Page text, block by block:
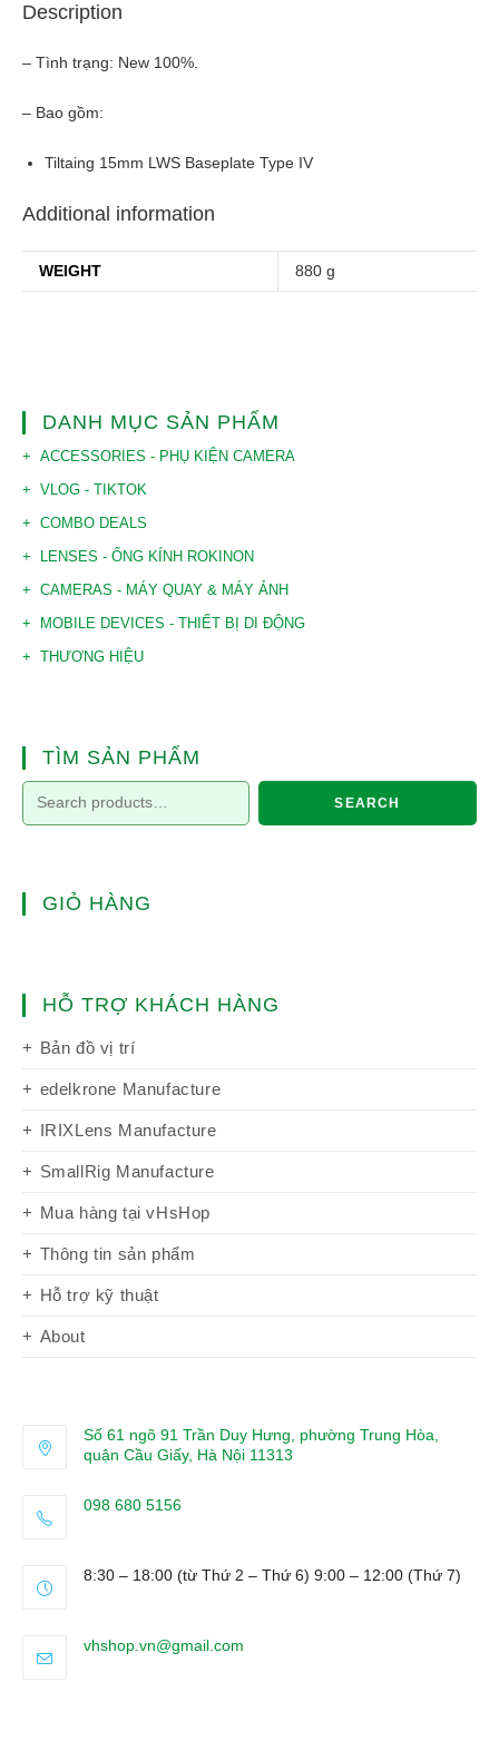
Description
– Tình trạng: New 100%.
– Bao gồm:
Tiltaing 15mm LWS Baseplate Type IV
Additional information
WEIGHT 880 g
DANH MỤC SẢN PHẨM
ACCESSORIES - PHỤ KIỆN CAMERA
VLOG - TIKTOK
COMBO DEALS
LENSES - ỐNG KÍNH ROKINON
CAMERAS - MÁY QUAY & MÁY ẢNH
MOBILE DEVICES - THIẾT BỊ DI ĐỘNG
THƯƠNG HIỆU
TÌM SẢN PHẨM
SEARCH
GIỎ HÀNG
HỖ TRỢ KHÁCH HÀNG
Bản đồ vị trí
edelkrone Manufacture
IRIXLens Manufacture
SmallRig Manufacture
Mua hàng tại vHsHop
Thông tin sản phẩm
Hỗ trợ kỹ thuật
About
Số 61 ngõ 91 Trần Duy Hưng, phường Trung Hòa,
quận Cầu Giấy, Hà Nội 11313
098 680 5156
your
8:30 – 18:00 (từ Thứ 2 – Thứ 6) 9:00 – 12:00 (Thứ 7)
vhshop.vn@gmail.com